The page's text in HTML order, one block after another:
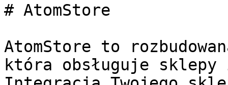
# AtomStore
AtomStore to
która obsługuje sklepy